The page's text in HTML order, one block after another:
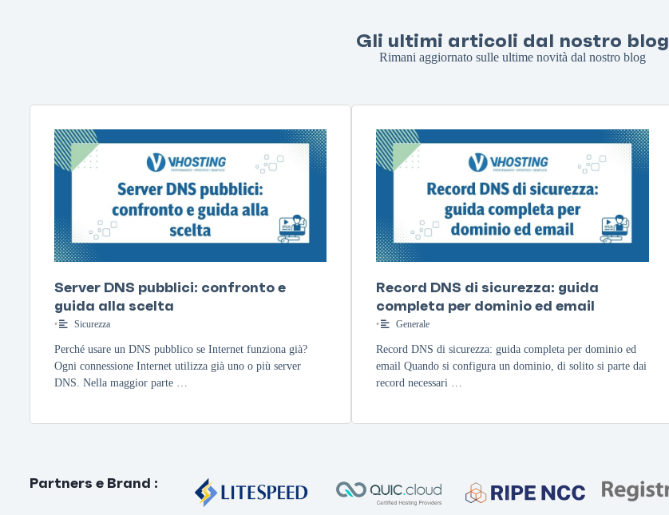
Gli ultimi articoli dal nostro blog
Rimani aggiornato sulle ultime novità dal nostro blog
Server DNS pubblici: confronto e
guida alla scelta
• Sicurezza
Perché usare un DNS pubblico se Internet funziona già?
Ogni connessione Internet utilizza già uno o più server
DNS. Nella maggior parte …
Record DNS di sicurezza: guida
completa per dominio ed email
• Generale
Record DNS di sicurezza: guida completa per dominio ed
email Quando si configura un dominio, di solito si parte dai
record necessari …
Partners e Brand :